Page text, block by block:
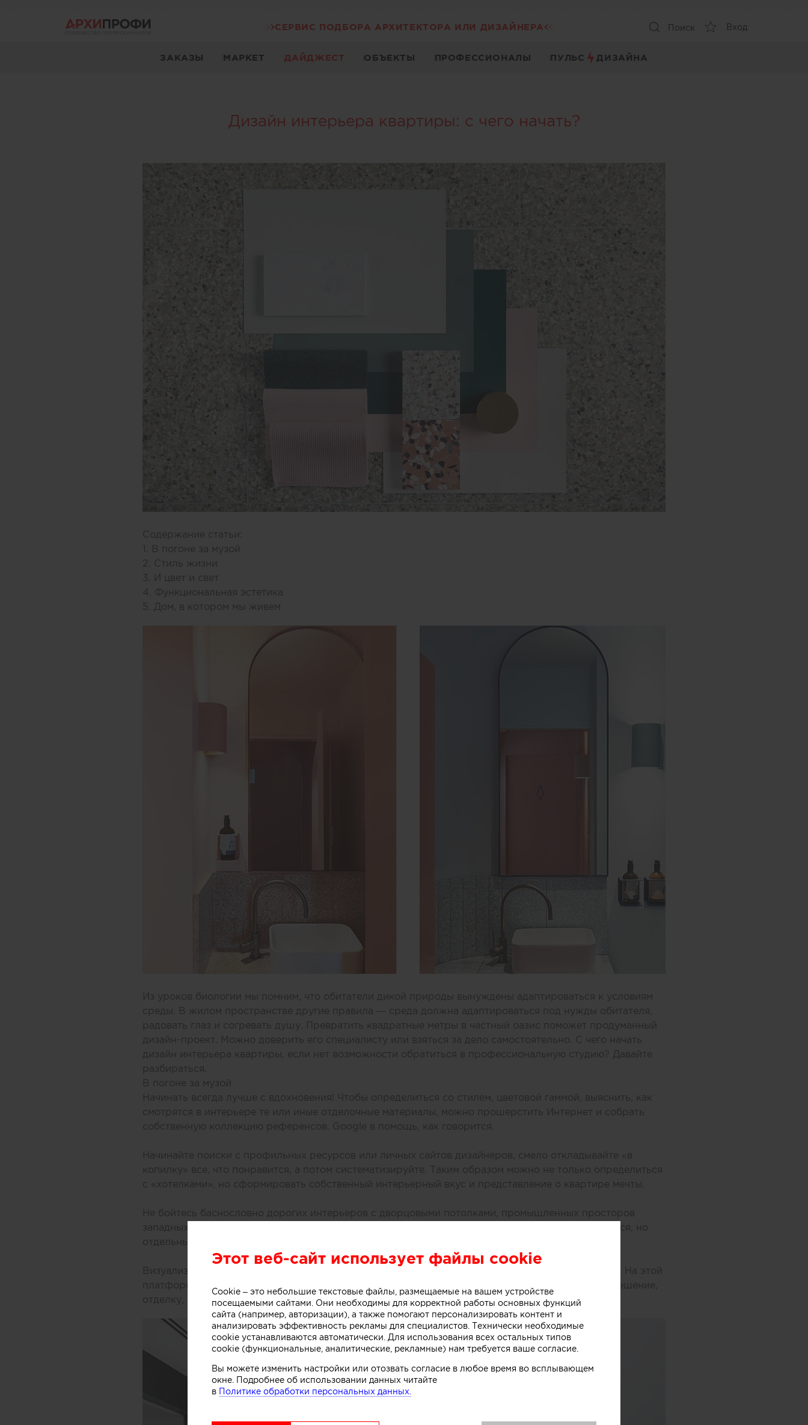
СЕРВИС ПОДБОРА АРХИТЕКТОРА ИЛИ ДИЗАЙНЕРА Поиск Вход
ЗАКАЗЫ МАРКЕТ ДАЙДЖЕСТ ОБЪЕКТЫ ПРОФЕССИОНАЛЫ ПУЛЬС ДИЗАЙНА
Дизайн интерьера квартиры: с чего начать?
Содержание статьи:
1. В погоне за музой
2. Стиль жизни
3. И цвет и свет
4. Функциональная эстетика
5. Дом, в котором мы живем
Из уроков биологии мы помним, что обитатели дикой природы вынуждены адаптироваться к условиям
среды. В жилом пространстве другие правила — среда должна адаптироваться под нужды обитателя,
радовать глаз и согревать душу. Превратить квадратные метры в частный оазис поможет продуманный
дизайн-проект. Можно доверить его специалисту или взяться за дело самостоятельно. С чего начать
дизайн интерьера квартиры, если нет возможности обратиться в профессиональную студию? Давайте
разбираться.
В погоне за музой
Начинать всегда лучше с вдохновения! Чтобы определиться со стилем, цветовой гаммой, выяснить, как
смотрятся в интерьере те или иные отделочные материалы, можно прошерстить Интернет и собрать
собственную коллекцию референсов. Google в помощь, как говорится.
Начинайте поиски с профильных ресурсов или личных сайтов дизайнеров, смело откладывайте «в
копилку» все, что понравится, а потом систематизируйте. Таким образом можно не только определиться
с «хотелками», но сформировать собственный интерьерный вкус и представление о квартире мечты.
Не бойтесь баснословно дорогих интерьеров с дворцовыми потолками, промышленных просторов
западных лофтов и дизайнерского эксклюзива. Полностью скопировать эти интерьеры не удастся, но
отдельные идеи, композиционные решения и общее настроение можно взять на вооружение.
Визуализируйте дизайн-проект квартиры с помощью 3-D планировщиков, таких как Планоплан. На этой
платформе вы сможете создать собственный рендер любого помещения, подобрать цветовое решение,
отделку, мебель и декор, выбирая материалы из каталога.
Этот веб-сайт использует файлы cookie
Cookie – это небольшие текстовые файлы, размещаемые на вашем устройстве
посещаемыми сайтами. Они необходимы для корректной работы основных функций
сайта (например, авторизации), а также помогают персонализировать контент и
анализировать эффективность рекламы для специалистов. Технически необходимые
cookie устанавливаются автоматически. Для использования всех остальных типов
cookie (функциональные, аналитические, рекламные) нам требуется ваше согласие.
Вы можете изменить настройки или отозвать согласие в любое время во всплывающем
окне. Подробнее об использовании данных читайте
в Политике обработки персональных данных.